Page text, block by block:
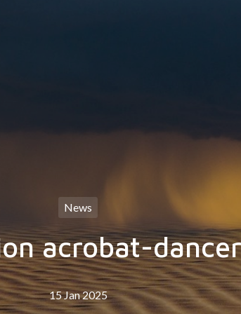
News
acrobat-dancer
15 Jan 2025